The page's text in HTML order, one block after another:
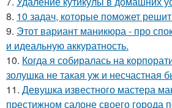
8. 10 задач, которые поможет
9. Этот вариант маникюра - про
и идеальную аккуратность.
10. Когда я собиралась на
золушка не такая уж и несчастная
11. Девушка известного мастера
престижном салоне своего города